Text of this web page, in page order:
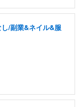
/副業&ネイル&服